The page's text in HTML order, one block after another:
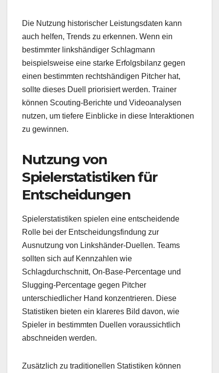
Die Nutzung historischer Leistungsdaten kann
auch helfen, Trends zu erkennen. Wenn ein
bestimmter linkshändiger Schlagmann
beispielsweise eine starke Erfolgsbilanz gegen
einen bestimmten rechtshändigen Pitcher hat,
sollte dieses Duell priorisiert werden. Trainer
können Scouting-Berichte und Videoanalysen
nutzen, um tiefere Einblicke in diese Interaktionen
zu gewinnen.
Nutzung von
Spielerstatistiken für
Entscheidungen
Spielerstatistiken spielen eine entscheidende
Rolle bei der Entscheidungsfindung zur
Ausnutzung von Linkshänder-Duellen. Teams
sollten sich auf Kennzahlen wie
Schlagdurchschnitt, On-Base-Percentage und
Slugging-Percentage gegen Pitcher
unterschiedlicher Hand konzentrieren. Diese
Statistiken bieten ein klareres Bild davon, wie
Spieler in bestimmten Duellen voraussichtlich
abschneiden werden.
Zusätzlich zu traditionellen Statistiken können